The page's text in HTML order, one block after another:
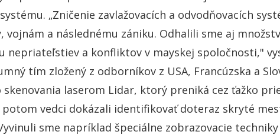
„Zničenie zavlažovacích a odvodňovacích
vojnám a následnému zániku. Odhalili sme aj
nepriateľstiev a konfliktov v mayskej spoločnosti,"
tím zložený z odborníkov z USA, Francúzska a
laserom Lidar, ktorý preniká cez ťažko
potom vedci dokázali identifikovať doteraz skryté
sme napríklad špeciálne zobrazovacie